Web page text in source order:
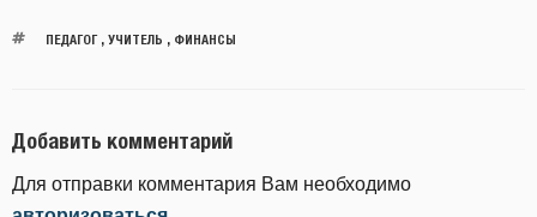
ПЕДАГОГ, УЧИТЕЛЬ , ФИНАНСЫ
Добавить комментарий
Для отправки комментария Вам необходимо